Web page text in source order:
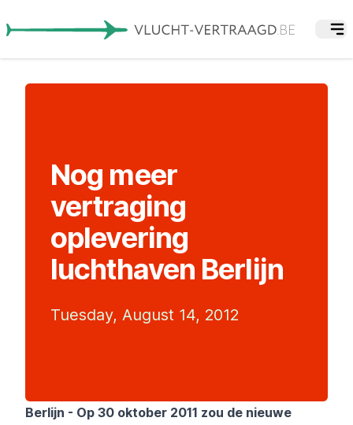
Nog meer
vertraging
oplevering
luchthaven Berlijn
Tuesday, August 14, 2012
Berlijn - Op 30 oktober 2011 zou de nieuwe